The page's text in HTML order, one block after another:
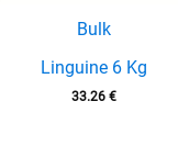
Bulk
Linguine 6 Kg
33.26 €